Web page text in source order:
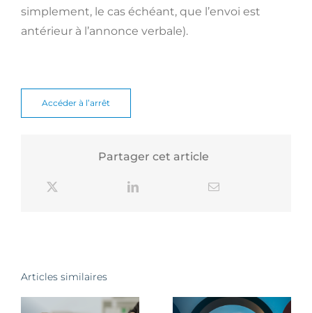
simplement, le cas échéant, que l’envoi est
antérieur à l’annonce verbale).
Accéder à l’arrêt
Partager cet article
Articles similaires